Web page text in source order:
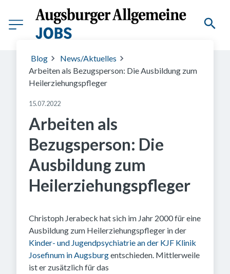
Blog
News/Aktuelles
Arbeiten als Bezugsperson: Die Ausbildung zum
Heilerziehungspfleger
15.07.2022
Arbeiten als
Bezugsperson: Die
Ausbildung zum
Heilerziehungspfleger
Christoph Jerabeck hat sich im Jahr 2000 für eine
Ausbildung zum Heilerziehungspfleger in der
Kinder- und Jugendpsychiatrie an der KJF Klinik
Josefinum in Augsburgentschieden. Mittlerweile
ist er zusätzlich für das